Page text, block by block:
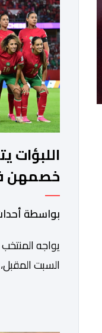
اللبؤات
خصمهن
كأس
بواسطة
يواجه
السبت